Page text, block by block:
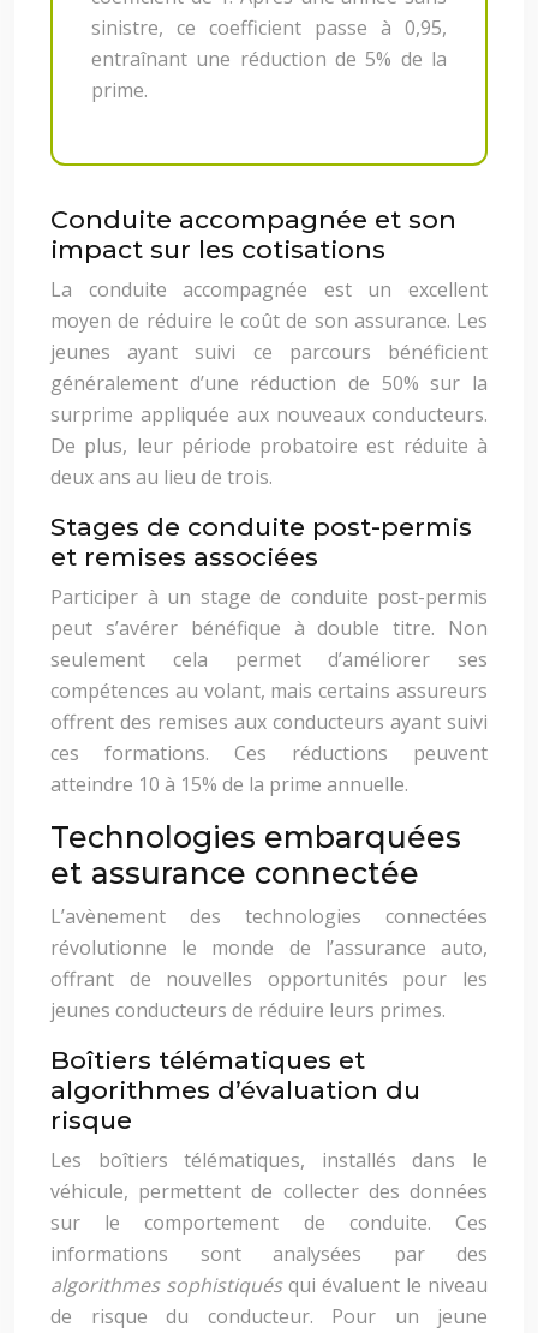
sinistre, ce coefficient passe à 0,95,
entraînant une réduction de 5% de la
prime.
Conduite accompagnée et son
impact sur les cotisations
La conduite accompagnée est un excellent
moyen de réduire le coût de son assurance. Les
jeunes ayant suivi ce parcours bénéficient
généralement d’une réduction de 50% sur la
surprime appliquée aux nouveaux conducteurs.
De plus, leur période probatoire est réduite à
deux ans au lieu de trois.
Stages de conduite post-permis
et remises associées
Participer à un stage de conduite post-permis
peut s’avérer bénéfique à double titre. Non
seulement cela permet d’améliorer ses
compétences au volant, mais certains assureurs
offrent des remises aux conducteurs ayant suivi
ces formations. Ces réductions peuvent
atteindre 10 à 15% de la prime annuelle.
Technologies embarquées
et assurance connectée
L’avènement des technologies connectées
révolutionne le monde de l’assurance auto,
offrant de nouvelles opportunités pour les
jeunes conducteurs de réduire leurs primes.
Boîtiers télématiques et
algorithmes d’évaluation du
risque
Les boîtiers télématiques, installés dans le
véhicule, permettent de collecter des données
sur le comportement de conduite. Ces
informations sont analysées par des
algorithmes sophistiquésqui évaluent le niveau
de risque du conducteur. Pour un jeune